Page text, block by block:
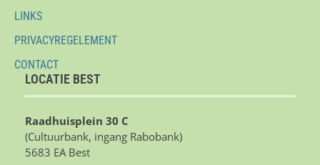
LINKS
PRIVACYREGELEMENT
CONTACT
LOCATIE BEST
Raadhuisplein 30 C
(Cultuurbank, ingang Rabobank)
5683 EA Best